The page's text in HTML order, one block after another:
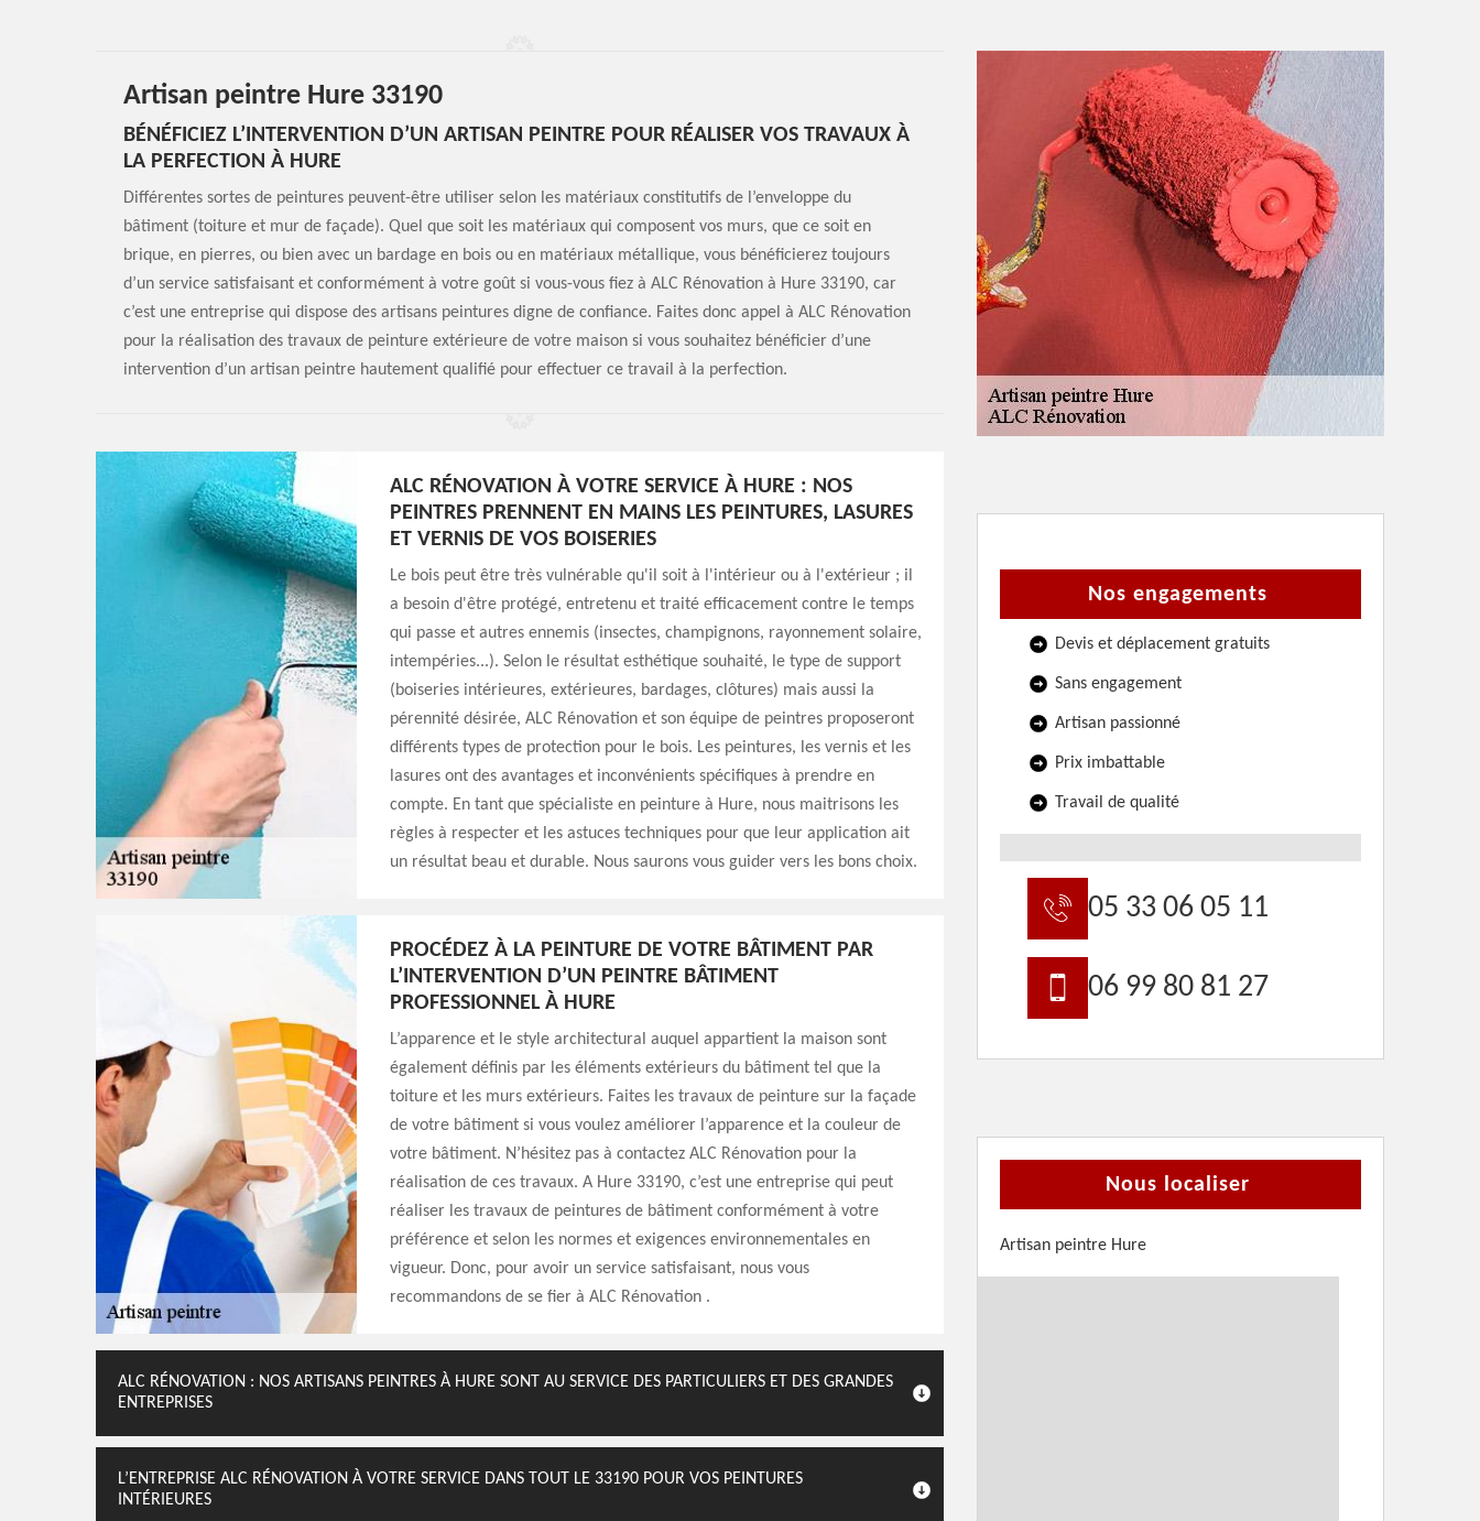
Artisan peintre Hure 33190
BÉNÉFICIEZ L’INTERVENTION D’UN ARTISAN PEINTRE POUR RÉALISER VOS TRAVAUX À
LA PERFECTION À HURE
Différentes sortes de peintures peuvent-être utiliser selon les matériaux constitutifs de l’enveloppe du
bâtiment (toiture et mur de façade). Quel que soit les matériaux qui composent vos murs, que ce soit en
brique, en pierres, ou bien avec un bardage en bois ou en matériaux métallique, vous bénéficierez toujours
d’un service satisfaisant et conformément à votre goût si vous-vous fiez à ALC Rénovation à Hure 33190, car
c’est une entreprise qui dispose des artisans peintures digne de confiance. Faites donc appel à ALC Rénovation
pour la réalisation des travaux de peinture extérieure de votre maison si vous souhaitez bénéficier d’une
intervention d’un artisan peintre hautement qualifié pour effectuer ce travail à la perfection.
ALC RÉNOVATION À VOTRE SERVICE À HURE : NOS
PEINTRES PRENNENT EN MAINS LES PEINTURES, LASURES
ET VERNIS DE VOS BOISERIES
Le bois peut être très vulnérable qu'il soit à l'intérieur ou à l'extérieur ; il
a besoin d'être protégé, entretenu et traité efficacement contre le temps
qui passe et autres ennemis (insectes, champignons, rayonnement solaire,
intempéries...). Selon le résultat esthétique souhaité, le type de support
(boiseries intérieures, extérieures, bardages, clôtures) mais aussi la
pérennité désirée, ALC Rénovation et son équipe de peintres proposeront
différents types de protection pour le bois. Les peintures, les vernis et les
lasures ont des avantages et inconvénients spécifiques à prendre en
compte. En tant que spécialiste en peinture à Hure, nous maitrisons les
règles à respecter et les astuces techniques pour que leur application ait
un résultat beau et durable. Nous saurons vous guider vers les bons choix.
PROCÉDEZ À LA PEINTURE DE VOTRE BÂTIMENT PAR
L’INTERVENTION D’UN PEINTRE BÂTIMENT
PROFESSIONNEL À HURE
L’apparence et le style architectural auquel appartient la maison sont
également définis par les éléments extérieurs du bâtiment tel que la
toiture et les murs extérieurs. Faites les travaux de peinture sur la façade
de votre bâtiment si vous voulez améliorer l’apparence et la couleur de
votre bâtiment. N’hésitez pas à contactez ALC Rénovation pour la
réalisation de ces travaux. A Hure 33190, c’est une entreprise qui peut
réaliser les travaux de peintures de bâtiment conformément à votre
préférence et selon les normes et exigences environnementales en
vigueur. Donc, pour avoir un service satisfaisant, nous vous
recommandons de se fier à ALC Rénovation .
ALC RÉNOVATION : NOS ARTISANS PEINTRES À HURE SONT AU SERVICE DES PARTICULIERS ET DES GRANDES
ENTREPRISES
L’ENTREPRISE ALC RÉNOVATION À VOTRE SERVICE DANS TOUT LE 33190 POUR VOS PEINTURES
INTÉRIEURES
Nos engagements
Devis et déplacement gratuits
Sans engagement
Artisan passionné
Prix imbattable
Travail de qualité
05 33 06 05 11
06 99 80 81 27
Nous localiser
Artisan peintre Hure